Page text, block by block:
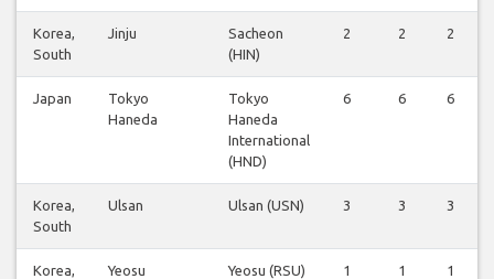
Korea,
South
Jinju
Sacheon
(HIN)
2 2 2
Japan
Tokyo
Haneda
Tokyo
Haneda
International
(HND)
6 6 6
Korea,
South
Ulsan Ulsan (USN) 3 3 3
Korea,
Yeosu Yeosu (RSU) 1 1 1